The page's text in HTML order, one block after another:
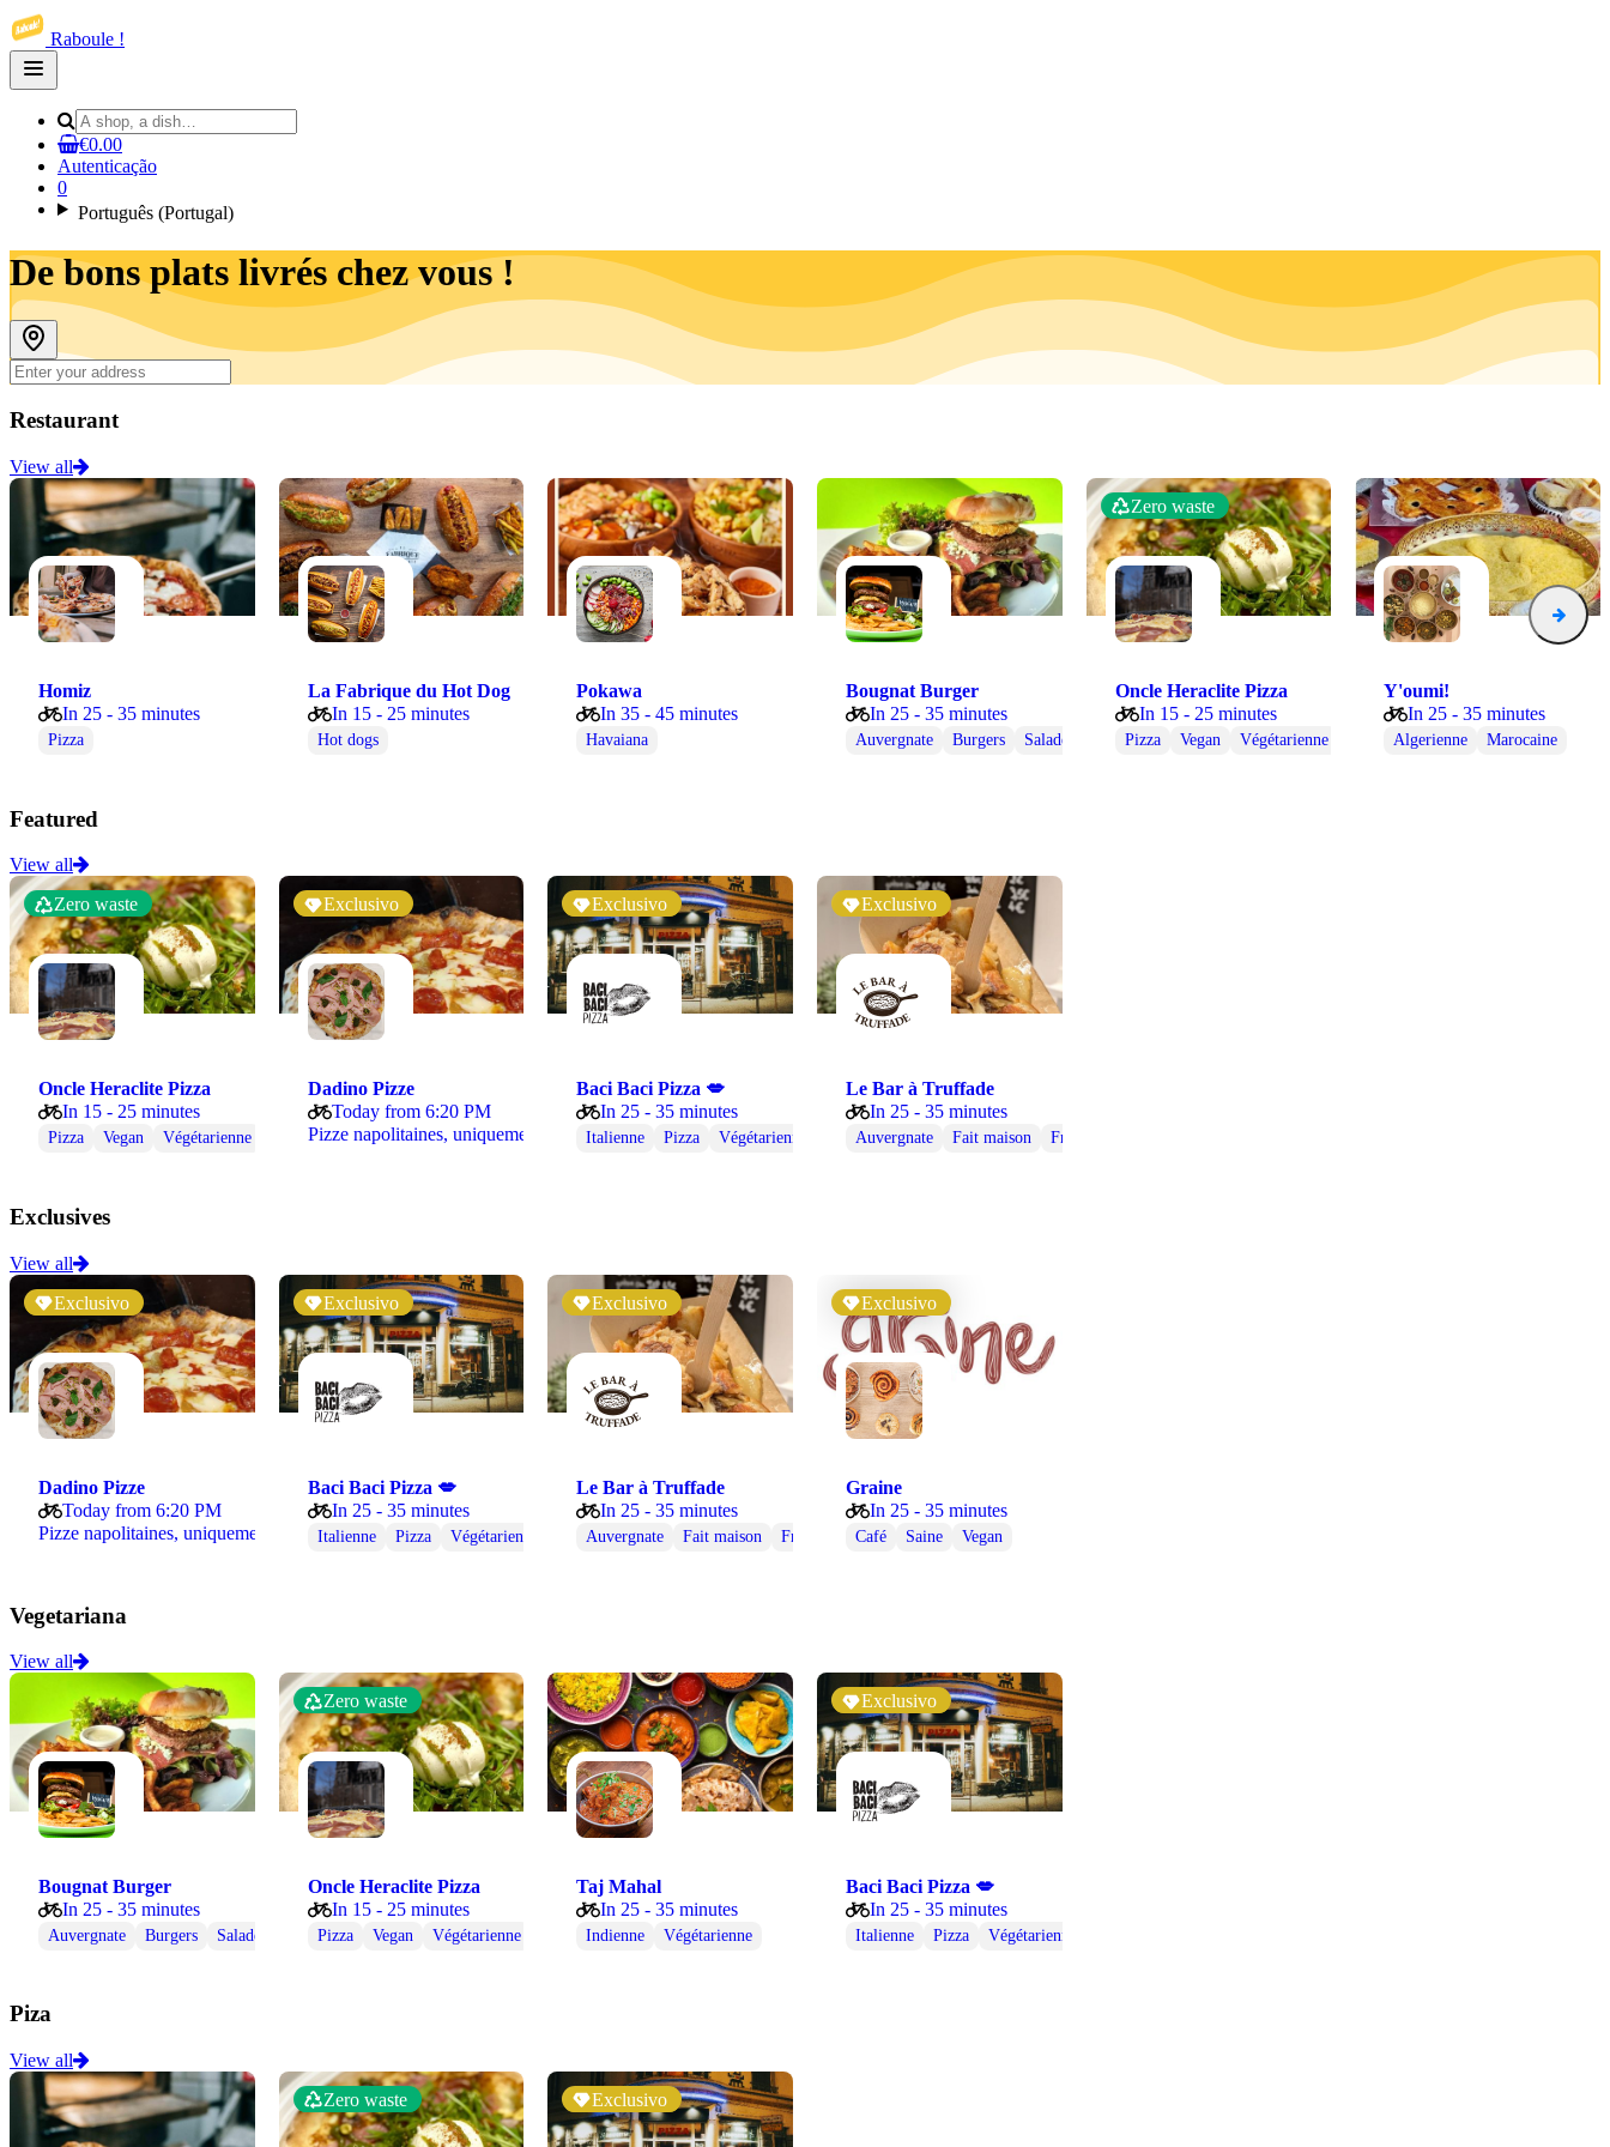
Raboule !
Open
main
€0.00
Autenticação
0
Português (Portugal)
De bons plats livrés chez vous !
Restaurant
View all
Homiz
In 25 - 35 minutes
Pizza
La Fabrique du Hot Dog
In 15 - 25 minutes
Hot dogs
Pokawa
In 35 - 45 minutes
Havaiana
Bougnat Burger
In 25 - 35 minutes
Auvergnate Burgers Salades Végétarienne Wraps
Zero waste
Oncle Heraclite Pizza
In 15 - 25 minutes
Pizza Vegan Végétarienne
Y'oumi!
In 25 - 35 minutes
Algerienne Marocaine
Featured
View all
Zero waste
Oncle Heraclite Pizza
In 15 - 25 minutes
Pizza Vegan Végétarienne
Exclusivo
Dadino Pizze
Today from 6:20 PM
Exclusivo
Baci Baci Pizza 💋
In 25 - 35 minutes
Italienne Pizza Végétarienne
Exclusivo
Le Bar à Truffade
In 25 - 35 minutes
Auvergnate Fait maison Française
Exclusives
View all
Exclusivo
Dadino Pizze
Today from 6:20 PM
Exclusivo
Baci Baci Pizza 💋
In 25 - 35 minutes
Italienne Pizza Végétarienne
Exclusivo
Le Bar à Truffade
In 25 - 35 minutes
Auvergnate Fait maison Française
Exclusivo
Graine
In 25 - 35 minutes
Café Saine Vegan
Vegetariana
View all
Bougnat Burger
In 25 - 35 minutes
Auvergnate Burgers Salades Végétarienne Wraps
Zero waste
Oncle Heraclite Pizza
In 15 - 25 minutes
Pizza Vegan Végétarienne
Taj Mahal
In 25 - 35 minutes
Indienne Végétarienne
Exclusivo
Baci Baci Pizza 💋
In 25 - 35 minutes
Italienne Pizza Végétarienne
Piza
View all
Zero waste
Exclusivo